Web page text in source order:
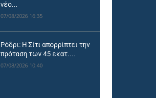
νέο...
07/08/2026 16:35
Ρόδρι: Η Σίτι απορρίπτει την
πρόταση των 45 εκατ....
07/08/2026 10:40